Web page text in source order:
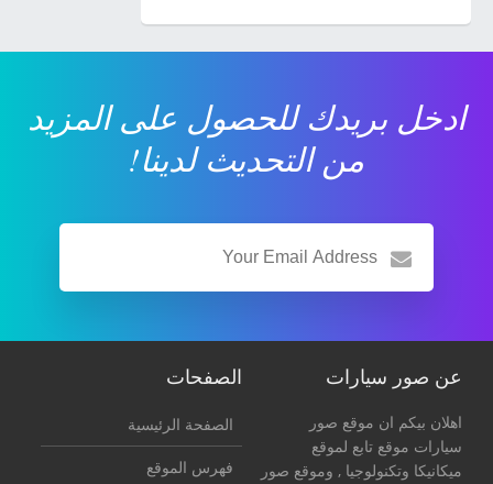
ادخل بريدك للحصول على المزيد
من التحديث لدينا!
عن صور سيارات
اهلان بيكم ان موقع صور
سيارات موقع تابع لموقع
ميكانيكا وتكنولوجيا , وموقع صور
الصفحات
الصفحة الرئيسية
فهرس الموقع